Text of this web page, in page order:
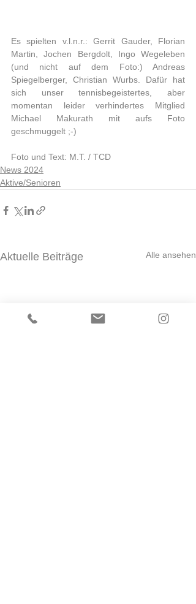
Es spielten v.l.n.r.: Gerrit Gauder, Florian
Martin, Jochen Bergdolt, Ingo Wegeleben
(und nicht auf dem Foto:) Andreas
Spiegelberger, Christian Wurbs. Dafür hat
sich unser tennisbegeistertes, aber
momentan leider verhindertes Mitglied
Michael Makurath mit aufs Foto
geschmuggelt ;-)
Foto und Text: M.T. / TCD
News 2024
Aktive/Senioren
Aktuelle Beiträge Alle ansehen